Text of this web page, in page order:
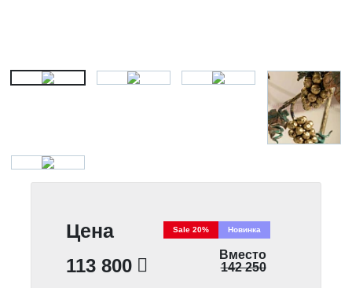
Цена
113 800
Sale 20% Новинка
Вместо
142 250